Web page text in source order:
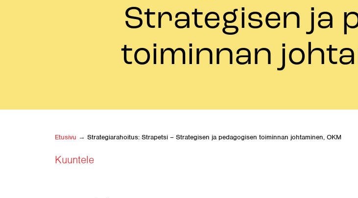
Strategisen ja
toiminnan
Etusivu → Strategiarahoitus: Strapetsi – Strategisen ja pedagogisen toiminnan johtaminen, OKM
Kuuntele